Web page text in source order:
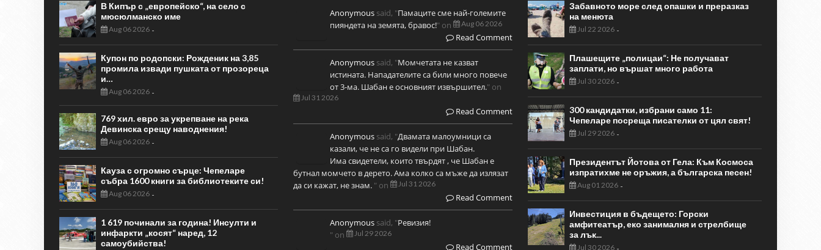
В Кипър с „европейско“, на село с
мюсюлманско име
Aug 06 2026 -
Купон по родопски: Рожденик на 3,85
промила извади пушката от прозореца
и…
Aug 06 2026 -
769 хил. евро за укрепване на река
Девинска срещу наводнения!
Aug 06 2026 -
Кауза с огромно сърце: Чепеларе
събра 1600 книги за библиотеките си!
Aug 06 2026 -
1 619 починали за година! Инсулти и
инфаркти „косят“ наред, 12
самоубийства!
Anonymous said, "Памаците сме най-големите
пияндета на земята, бравос!" on Aug 06 2026
Read Comment
Anonymous said, "Момчетата не казват
истината. Нападателите са били много повече
от 3-ма. Шабан е основният извършител." on
Jul 31 2026
Read Comment
Anonymous said, "Двамата малоумници са
казали, че не са го видели при Шабан.
Има свидетели, които твърдят , че Шабан е
бутнал момчето в дерето. Ама колко са мъже да излязат
да си кажат, не знам. " on Jul 31 2026
Read Comment
Anonymous said, "Ревизия!
" on
Jul 29 2026
Read Comment
Забавното море след опашки и преразказ
на менюта
Jul 22 2026-
Плашещите „полицаи“: Не получават
заплати, но вършат много работа
Jul 30 2026-
300 кандидатки, избрани само 11:
Чепеларе посреща писателки от цял свят!
Jul 29 2026-
Президентът Йотова от Гела: Към Космоса
изпратихме не оръжия, а българска песен!
Aug 01 2026-
Инвестиция в бъдещето: Горски
амфитеатър, еко занималня и стрелбище
за лък...
Jul 30 2026